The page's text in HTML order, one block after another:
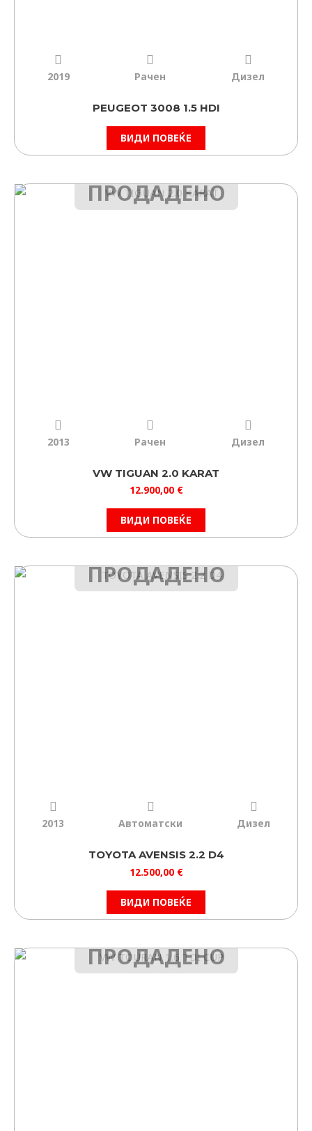
2019 Рачен Дизел
PEUGEOT 3008 1.5 HDI
ВИДИ ПОВЕЌЕ
ПРОДАДЕНО
2013 Рачен Дизел
VW TIGUAN 2.0 KARAT
12.900,00 €
ВИДИ ПОВЕЌЕ
ПРОДАДЕНО
2013 Автоматски Дизел
TOYOTA AVENSIS 2.2 D4
12.500,00 €
ВИДИ ПОВЕЌЕ
ПРОДАДЕНО